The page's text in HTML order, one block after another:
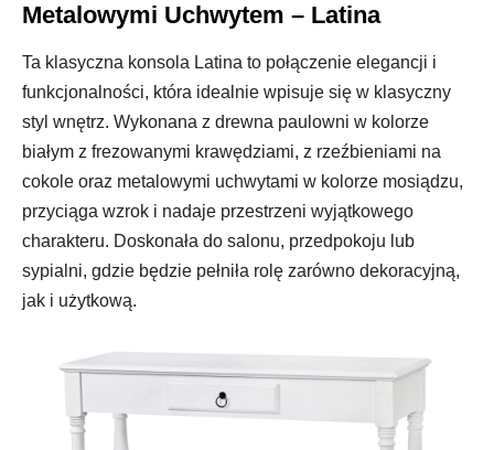
Metalowymi Uchwytem – Latina
Ta klasyczna konsola Latina to połączenie elegancji i
funkcjonalności, która idealnie wpisuje się w klasyczny
styl wnętrz. Wykonana z drewna paulowni w kolorze
białym z frezowanymi krawędziami, z rzeźbieniami na
cokole oraz metalowymi uchwytami w kolorze mosiądzu,
przyciąga wzrok i nadaje przestrzeni wyjątkowego
charakteru. Doskonała do salonu, przedpokoju lub
sypialni, gdzie będzie pełniła rolę zarówno dekoracyjną,
jak i użytkową.